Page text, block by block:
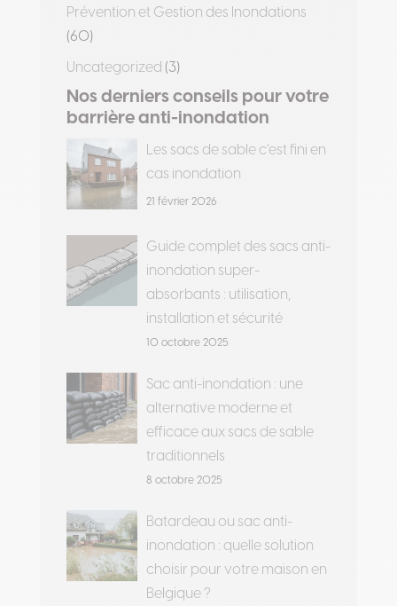
Prévention et Gestion des Inondations
(60)
Uncategorized (3)
Nos derniers conseils pour votre
barrière anti-inondation
Les sacs de sable c’est fini en
cas inondation
21 février 2026
Guide complet des sacs anti-
inondation super-
absorbants : utilisation,
installation et sécurité
10 octobre 2025
Sac anti-inondation : une
alternative moderne et
efficace aux sacs de sable
traditionnels
8 octobre 2025
Batardeau ou sac anti-
inondation : quelle solution
choisir pour votre maison en
Belgique ?